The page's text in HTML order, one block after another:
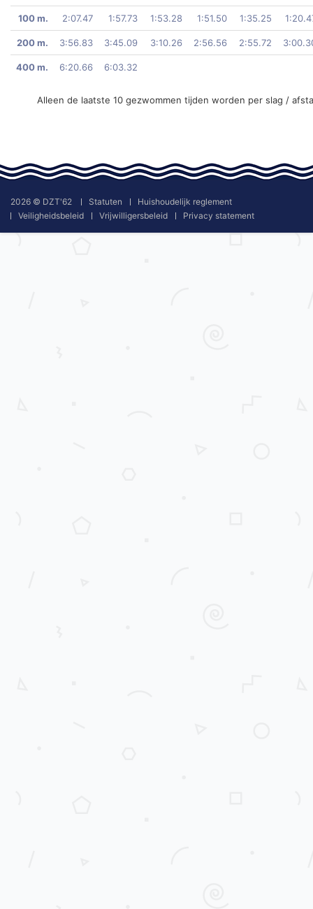
100 m. 2:07.47 1:57.73 1:53.28 1:51.50 1:35.25
200 m. 3:56.83 3:45.09 3:10.26 2:56.56 2:55.72
400 m. 6:20.66 6:03.32
Alleen de laatste 10 gezwommen tijden worden per slag /
2026 © DZT'62 Statuten
Huishoudelijk reglement
Veiligheidsbeleid
Vrijwilligersbeleid Privacy statement